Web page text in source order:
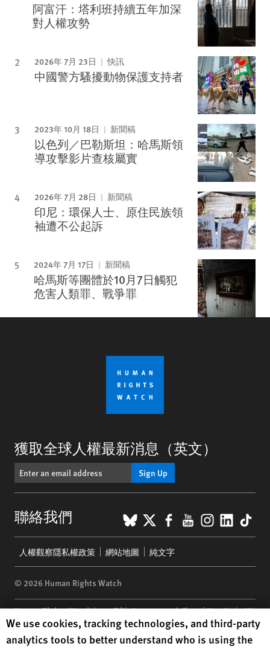
阿富汗：塔利班持續五年加深
對人權攻勢
2026年 7月 23日 快訊
中國警方騷擾動物保護支持者
2023年 10月 18日 新聞稿
以色列／巴勒斯坦：哈馬斯領
導攻擊影片查核屬實
2026年 7月 28日 新聞稿
印尼：環保人士、原住民族領
袖遭不公起訴
2024年 7月 17日 新聞稿
哈馬斯等團體於10月7日觸犯
危害人類罪、戰爭罪
獲取全球人權最新消息（英文）
Sign Up
聯絡我們 BlueSky
X Facebook
YouTube
menu
人權觀察隱私權政策 網站地圖 純文字
© 2026 Human Rights Watch
Human Rights Watch| 350 Fifth Avenue, 34th Floor | New York,NY
10118-3299USA|t 1.212.290.4700
Human Rights Watchis a 501(C)(3) nonprofit registered in the US
Human Rights Watch cookie preferences
We use cookies, tracking technologies, and third-party
analytics tools to better understand who is using the